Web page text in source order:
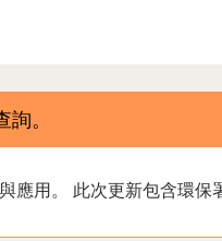
。
應用。 此次更新包含環保